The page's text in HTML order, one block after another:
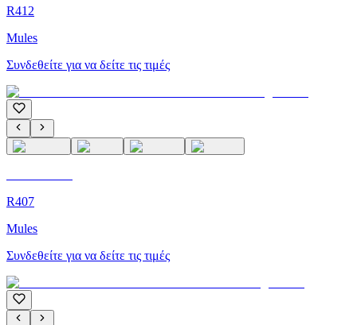
R412
Mules
Συνδεθείτε για να δείτε τις τιμές
R407
Mules
Συνδεθείτε για να δείτε τις τιμές